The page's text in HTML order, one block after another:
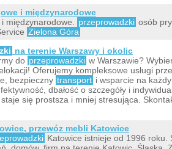
i międzynarodowe
międzynarodowe. przeprowadzki osób
Zielona Góra
na terenie Warszawy i okolic
do przeprowadzki w Warszawie?
Oferujemy kompleksowe usługi
bezpieczny transport i wsparcie na
dbałość o szczegóły i
się prostsza i mniej stresująca.
przewóz mebli Katowice
Katowice istnieje od 1996 roku.